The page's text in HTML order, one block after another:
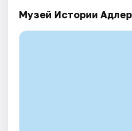
Музей Истории